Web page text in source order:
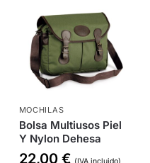
MOCHILAS
Bolsa Multiusos Piel
Y Nylon Dehesa
22,00 €